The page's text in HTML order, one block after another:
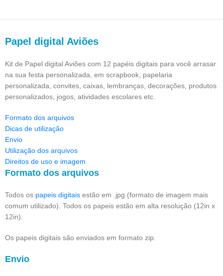
Papel digital Aviões
Kit de Papel digital Aviões com 12 papéis digitais para você arrasar
na sua festa personalizada, em scrapbook, papelaria
personalizada, convites, caixas, lembranças, decorações, produtos
personalizados, jogos, atividades escolares etc.
Formato dos arquivos
Dicas de utilização
Envio
Utilização dos arquivos
Direitos de uso e imagem
Formato dos arquivos
Todos os papeis digitais estão em .jpg (formato de imagem mais
comum utilizado). Todos os papeis estão em alta resolução (12in x
12in).
Os papeis digitais são enviados em formato zip.
Envio